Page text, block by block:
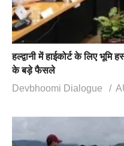
हल्द्वानी में हाईकोर्ट के लिए भूमि
के बड़े फैसले
Devbhoomi Dialogue